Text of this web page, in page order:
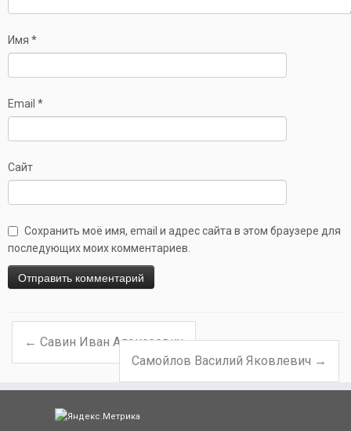
Имя *
Email *
Сайт
Сохранить моё имя, email и адрес сайта в этом браузере для
последующих моих комментариев.
Навигация по записям
← Савин Иван Алексеевич
Самойлов Василий Яковлевич →